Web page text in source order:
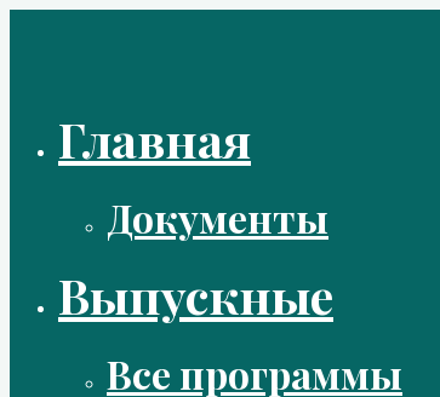
Главная
Документы
Выпускные
Все программы